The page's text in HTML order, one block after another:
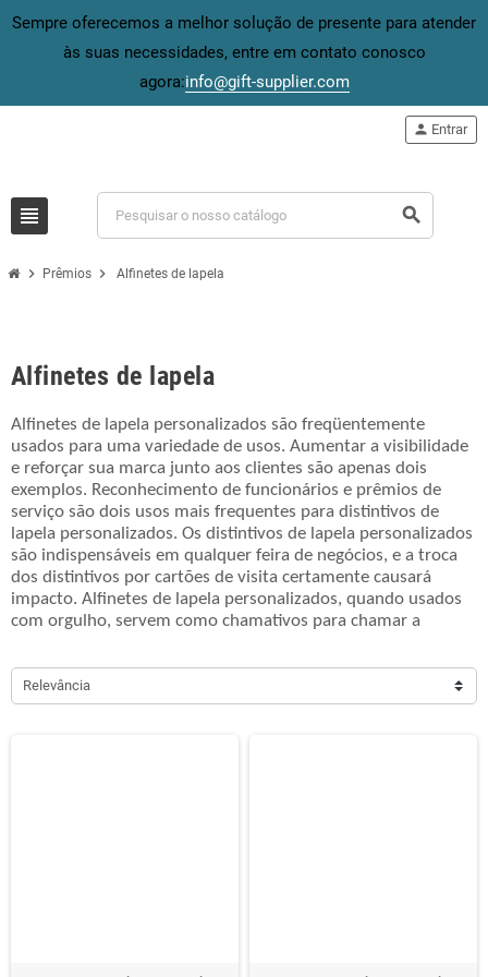
Sempre oferecemos a melhor solução de presente para atender
às suas necessidades, entre em contato conosco
agora:info@gift-supplier.com
view_headline search
person Entrar
chevron_right Prêmios chevron_right Alfinetes de lapela
Alfinetes de lapela
Alfinetes de lapela personalizados são freqüentemente
usados para uma variedade de usos. Aumentar a visibilidade
e reforçar sua marca junto aos clientes são apenas dois
exemplos. Reconhecimento de funcionários e prêmios de
serviço são dois usos mais frequentes para distintivos de
lapela personalizados. Os distintivos de lapela personalizados
são indispensáveis em qualquer feira de negócios, e a troca
dos distintivos por cartões de visita certamente causará
impacto. Alfinetes de lapela personalizados, quando usados
com orgulho, servem como chamativos para chamar a
arrecadação de fundos e lembranças de momentos
inesquecíveis.
Relevância